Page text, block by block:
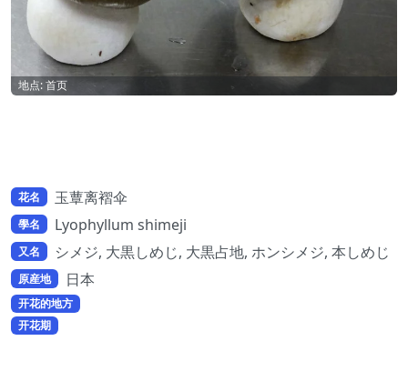
地点: 首页
花名 玉蕈离褶伞
學名 Lyophyllum shimeji
又名 シメジ, 大黒しめじ, 大黒占地, ホンシメジ, 本しめじ
原産地 日本
开花的地方
开花期